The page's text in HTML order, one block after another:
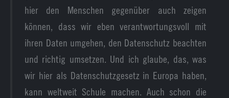
hier den Menschen gegenüber auch zeigen
können, dass wir eben verantwortungsvoll mit
ihren Daten umgehen, den Datenschutz beachten
und richtig umsetzen. Und ich glaube, das, was
wir hier als Datenschutzgesetz in Europa haben,
kann weltweit Schule machen. Auch schon die